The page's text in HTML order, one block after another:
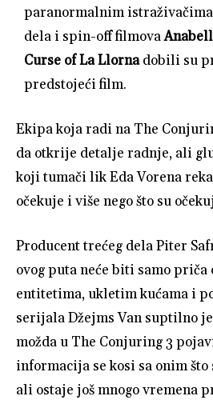
paranormalnim
dela i spin-off filmova
Curse of La Llornadobili su
predstojeći film.
Ekipa koja radi na The
da otkrije detalje radnje, ali
koji tumači lik Eda Vorena
očekuje i više nego što su
Producent trećeg dela Piter
ovog puta neće biti samo
entitetima, ukletim kućama i
serijala Džejms Van suptilno je
možda u The Conjuring 3
informacija se kosi sa onim što
ali ostaje još mnogo vremena